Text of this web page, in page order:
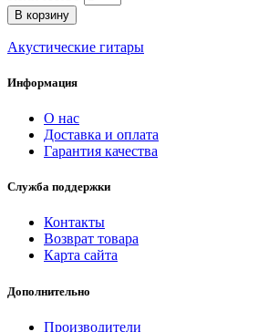
В корзину
Акустические гитары
Информация
О нас
Доставка и оплата
Гарантия качества
Служба поддержки
Контакты
Возврат товара
Карта сайта
Дополнительно
Производители